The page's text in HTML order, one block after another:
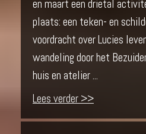
en maart een drietal
plaats: een teken- en
voordracht over Lucies
wandeling door het
huis en atelier ...
Lees verder >>